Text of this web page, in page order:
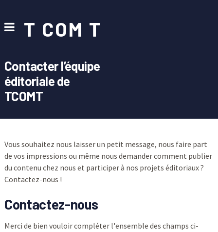
T COM T
Contacter l’équipe
éditoriale de
TCOMT
Vous souhaitez nous laisser un petit message, nous faire part
de vos impressions ou même nous demander comment publier
du contenu chez nous et participer à nos projets éditoriaux ?
Contactez-nous !
Contactez-nous
Merci de bien vouloir compléter l'ensemble des champs ci-